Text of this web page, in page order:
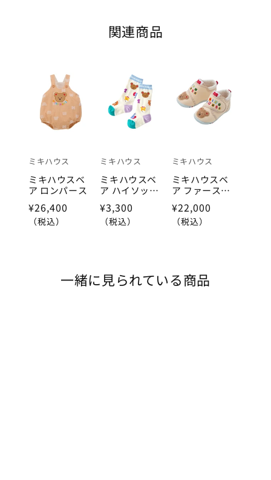
関連商品
ミキハウス
ミキハウスベ
ア ロンパース
¥26,400
（税込）
ミキハウス
ミキハウスベ
ア ハイソック
ス
¥3,300
（税込）
ミキハウス
ミキハウスベ
ア ファースト
ベビーシュー
ズ
¥22,000
（税込）
一緒に見られている商品